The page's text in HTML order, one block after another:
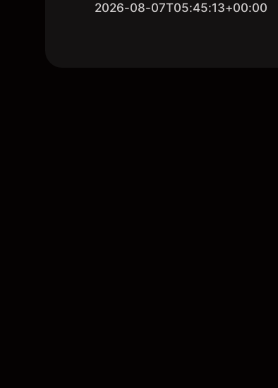
2026-08-07T05:45:13+00:00